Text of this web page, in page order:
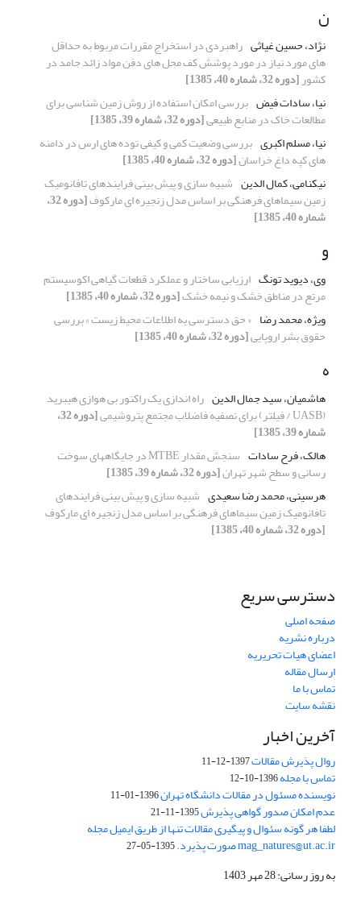
ن
نژاد، حسین غیاثی راهبردی در استخراج مقررات مربوط به حداقل
های مورد نیاز در مورد پوشش کف محل های دفن مواد زائد جامد در
کشور[دوره 32، شماره 40، 1385]
نیا، سادات فیض بررسی امکان استفاده از روش زمین شناسی برای
مطالعات خاک در منابع طبیعی[دوره 32، شماره 39، 1385]
نیا، مسلم اکبری بررسی وضعیت کمی و کیفی توده های ارس در دامنه
های کپه داغ خراسان[دوره 32، شماره 40، 1385]
نیکنامی، کمال الدین شبیه سازی و پیش بینی فرایندهای تافانومیک
زمین سیماهای فرهنگی بر اساس مدل زنجیره ای مارکوف [دوره 32،
شماره 40، 1385]
و
وی، دیوید تونگ ارزیابی ساختار و عملکرد قطعات گیاهی اکوسیستم
مرتع در مناطق خشک و نیمه خشک[دوره 32، شماره 40، 1385]
ویژه، محمد رضا « حق دسترسی به اطلاعات محیط زیست » بررسی
حقوق بشر اروپایی[دوره 32، شماره 40، 1385]
ه
هاشمیان، سید جمال الدین راه اندازی یک راکتور بی هوازی هیبرید
(UASB / فیلتر) برای تصفیه فاضلاب مجتمع پتروشیمی [دوره 32،
شماره 39، 1385]
هالک، فرح سادات
سنجش مقدار MTBE در جایگاههای سوخت
رسانی و سطح شهر تهران[دوره 32، شماره 39، 1385]
هرسینی، محمد رضا سعیدی شبیه سازی و پیش بینی فرایندهای
تافانومیک زمین سیماهای فرهنگی بر اساس مدل زنجیره ای مارکوف
[دوره 32، شماره 40، 1385]
دسترسی سریع
صفحه اصلی
درباره نشریه
اعضای هیات تحریریه
ارسال مقاله
تماس با ما
نقشه سایت
آخرین اخبار
روال پذیرش مقالات1397-12-11
تماس با مجله1396-10-12
نویسنده مسئول در مقالات دانشگاه تهران1396-01-11
عدم امکان صدور گواهی پذیرش1395-11-21
لطفا هر گونه سئوال و پیگیری مقالات تنها از طریق ایمیل مجله
mag_natures@ut.ac.ir صورت پذیرد. 1395-05-27
به روز رسانی: 28 مهر 1403